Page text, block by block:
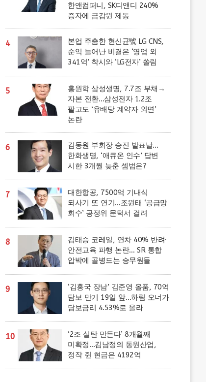
한앤컴퍼니, SK디앤디 240%
증자에 금감원 제동
4
본업 주춤한 현신균號 LG CNS,
순익 늘어난 비결은 ‘영업 외
341억’ 착시와 ‘LG전자’ 쏠림
5
홍원학 삼성생명, 7.7조 부채→
자본 전환…삼성전자 1.2조
팔고도 ‘유배당 계약자 외면’
논란
6
김동원 부회장 승진 발표날…
한화생명, ‘애큐온 인수’ 답변
시한 3개월 늦춘 셈법은?
7
대한항공, 7500억 기내식
되사기 또 연기…조원태 ‘공급망
회수’ 공정위 문턱서 걸려
8
김태승 코레일, 연차 40% 반려·
안전교육 파행 논란… SR 통합
압박에 골병드는 승무원들
9
‘김홍국 장남’ 김준영 올품, 70억
담보 만기 19일 앞…하림 오너가
담보금리 4.53%로 올라
10
‘2조 실탄 만든다’ 8개월째
미확정…김남정의 동원산업,
정작 쥔 현금은 4192억